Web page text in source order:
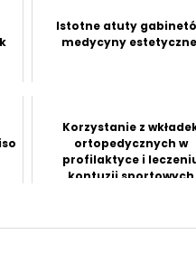
Istotne atuty
medycyny
Korzystanie z
ortopedycznych w
profilaktyce i
kontuzji sportowych